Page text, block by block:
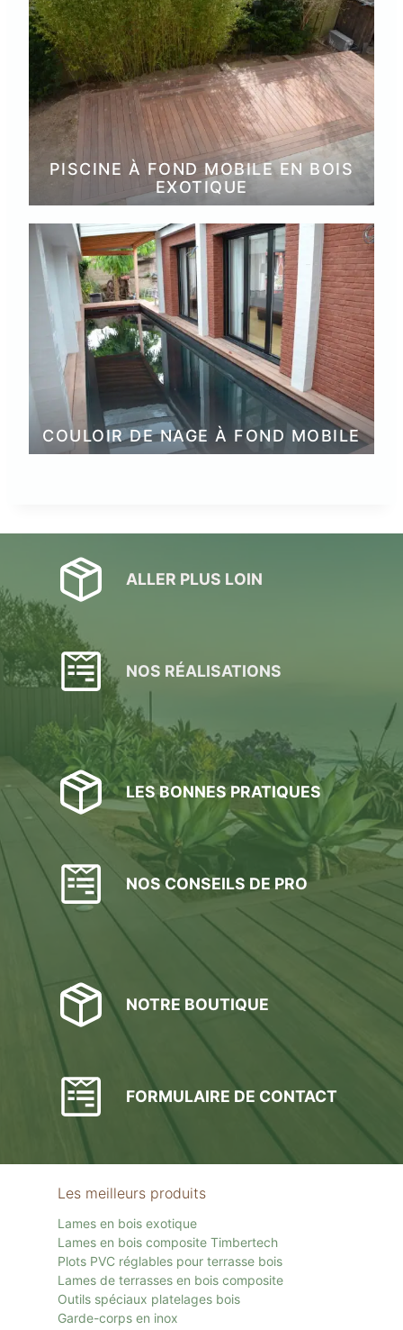
PISCINE À FOND MOBILE EN BOIS
EXOTIQUE
COULOIR DE NAGE À FOND MOBILE
ALLER PLUS LOIN
NOS RÉALISATIONS
LES BONNES PRATIQUES
NOS CONSEILS DE PRO
NOTRE BOUTIQUE
FORMULAIRE DE CONTACT
Les meilleurs produits
Lames en bois exotique
Lames en bois composite Timbertech
Plots PVC réglables pour terrasse bois
Lames de terrasses en bois composite
Outils spéciaux platelages bois
Garde-corps en inox